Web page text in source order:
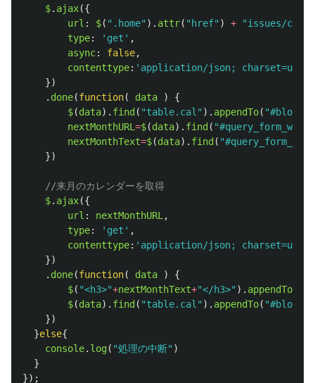
$. ajax({
url : $( " .home" ). attr( " href" ) + "issues/
type: ' get ' ,
async: false,
contenttype: ' application/json; charset=utf-8
})
. done(function( data )
{
$(data). find ( "table.cal " ). appendTo( "#block-
nextMonthURL =$(data). find ( "
nextMonthText=$(data). find ( "
})
//来月のカレンダーを取得
$. ajax({
url : nextMonthURL ,
type: ' get ' ,
contenttype: ' application/json; charset=utf-8
})
. done(function( data )
{
$( "<h3>"+nextMonthText+"</h3>" ). appendTo
$(data). find ( "table.cal " ). appendTo( "#block-
})
}else{
console. log( "処理の中断" )
}
});